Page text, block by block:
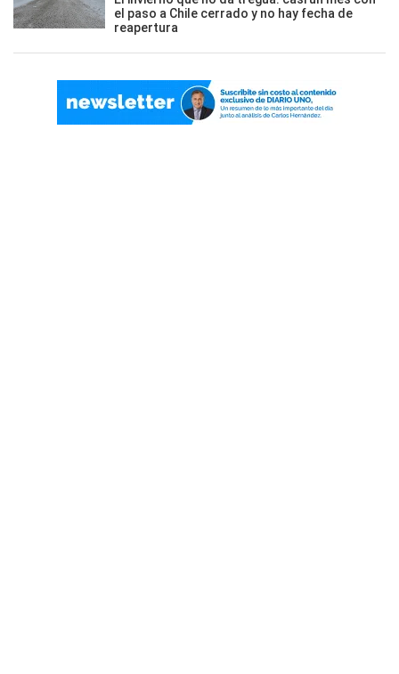
el paso a Chile cerrado y no hay fecha de
reapertura